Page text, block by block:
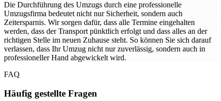
Die Durchführung des Umzugs durch eine professionelle
Umzugsfirma bedeutet nicht nur Sicherheit, sondern auch
Zeitersparnis. Wir sorgen dafür, dass alle Termine eingehalten
werden, dass der Transport pünktlich erfolgt und dass alles an der
richtigen Stelle im neuen Zuhause steht. So können Sie sich darauf
verlassen, dass Ihr Umzug nicht nur zuverlässig, sondern auch in
professioneller Hand abgewickelt wird.
FAQ
Häufig gestellte Fragen